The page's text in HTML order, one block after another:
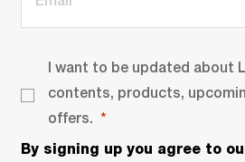
I want to be updated about
contents, products,
offers.
By signing up you agree to